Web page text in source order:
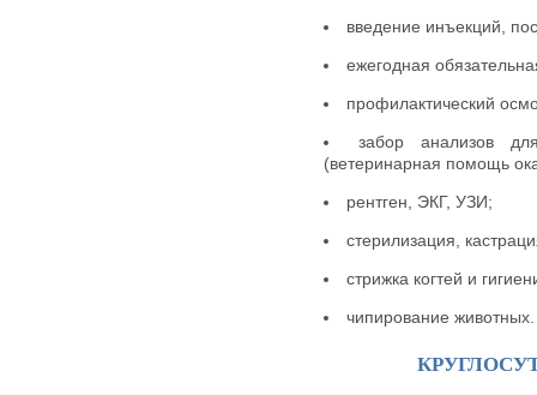
введение инъекций,
ежегодная
профилактический
забор анализов
(ветеринарная помощь
рентген, ЭКГ, УЗИ;
стерилизация,
стрижка когтей и
чипирование животных.